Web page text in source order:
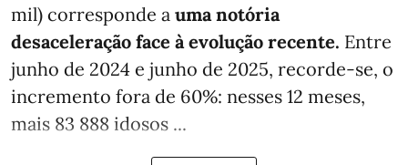
mil) corresponde a uma notória
desaceleração face à evolução recente. Entre
junho de 2024 e junho de 2025, recorde-se, o
incremento fora de 60%: nesses 12 meses,
mais 83 888 idosos ...